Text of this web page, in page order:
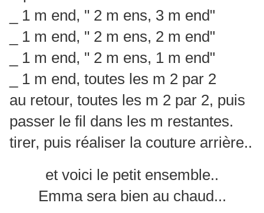
_ 1 m end, " 2 m ens, 3 m end"
_ 1 m end, " 2 m ens, 2 m end"
_ 1 m end, " 2 m ens, 1 m end"
_ 1 m end, toutes les m 2 par 2
au retour, toutes les m 2 par 2, puis
passer le fil dans les m restantes.
tirer, puis réaliser la couture arrière..
et voici le petit ensemble..
Emma sera bien au chaud...